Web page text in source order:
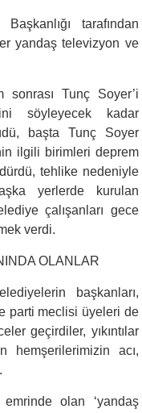
tarafından
yandaş televizyon ve
sonrası Tunç Soyer’i
söyleyecek kadar
başta Tunç Soyer
ilgili birimleri deprem
tehlike nedeniyle
yerlerde kurulan
çalışanları gece
verdi.
OLANLAR
başkanları,
parti meclisi üyeleri de
geçirdiler, yıkıntılar
hemşerilerimizin acı,
emrinde olan ‘yandaş